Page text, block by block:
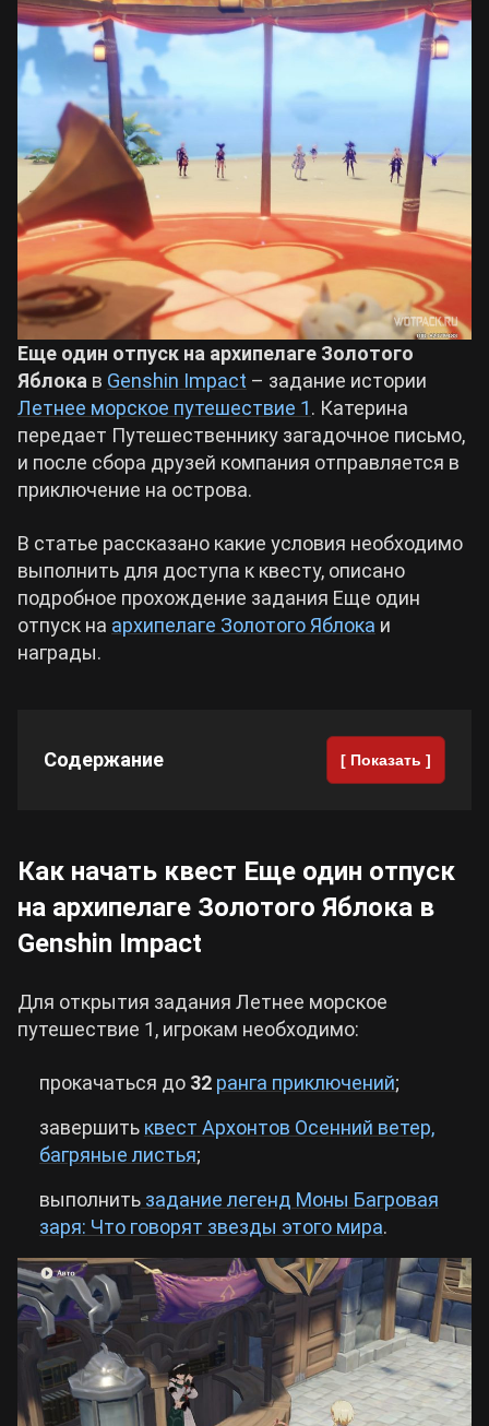
Crimson Desert
Zenless Zone Zero
Kingdom Come: Deliverance 2
Path of Exile 2
Wuthering Waves
Roblox
Hogwarts Legacy
Cyberpunk 2077
Все игры
Билды Arknights: Endfield
Билды Wuthering Waves
Билды Cyberpunk 2077
Билды Path of Exile 2
Еще один отпуск на архипелаге Золотого
Яблока в Genshin Impact – задание истории
Летнее морское путешествие 1. Катерина
передает Путешественнику загадочное письмо,
и после сбора друзей компания отправляется в
приключение на острова.
В статье рассказано какие условия необходимо
выполнить для доступа к квесту, описано
подробное прохождение задания Еще один
отпуск на архипелаге Золотого Яблока и
награды.
Содержание [ Показать ]
Как начать квест Еще один отпуск
на архипелаге Золотого Яблока в
Genshin Impact
Для открытия задания Летнее морское
путешествие 1, игрокам необходимо:
прокачаться до 32 ранга приключений;
завершить квест Архонтов Осенний ветер,
багряные листья;
выполнить задание легенд Моны Багровая
заря: Что говорят звезды этого мира.